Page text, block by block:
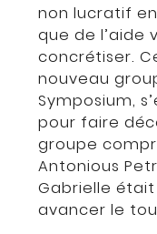
non lucratif
que de l’aide
concrétiser.
nouveau
Symposium,
pour faire
groupe
Antonious
Gabrielle
avancer le